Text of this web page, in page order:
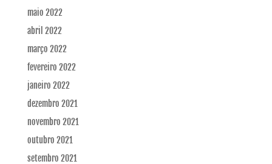
maio 2022
abril 2022
março 2022
fevereiro 2022
janeiro 2022
dezembro 2021
novembro 2021
outubro 2021
setembro 2021